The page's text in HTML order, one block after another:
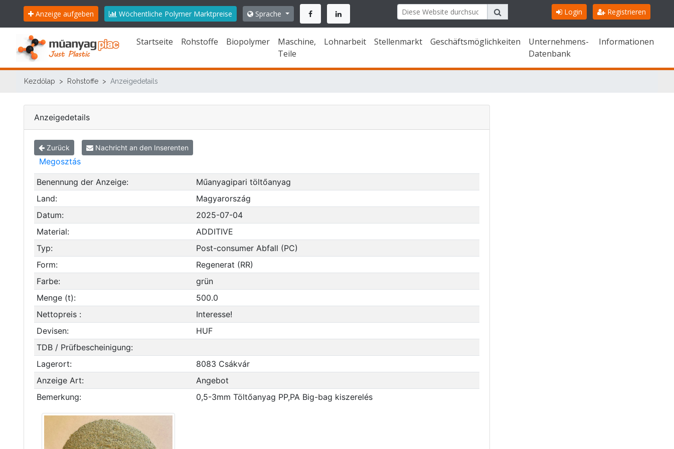
Anzeige aufgeben Wöchentliche Polymer Marktpreise Sprache Login Registrieren
Startseite Rohstoffe Biopolymer
Maschine,
Teile
Lohnarbeit Stellenmarkt Geschäftsmöglichkeiten
Unternehmens-
Datenbank
Informationen
Kezdőlap Rohstoffe Anzeigedetails
Anzeigedetails
Zurück Nachricht an den Inserenten
Megosztás
Benennung der Anzeige:
Műanyagipari töltőanyag
Land:
Magyarország
Datum:
2025-07-04
Material:
ADDITIVE
Typ:
Post-consumer Abfall (PC)
Form:
Regenerat (RR)
Farbe:
grün
Menge (t):
500.0
Nettopreis :
Interesse!
Devisen:
HUF
TDB / Prüfbescheinigung:
Lagerort:
8083 Csákvár
Anzeige Art:
Angebot
Bemerkung:
0,5-3mm Töltőanyag PP,PA Big-bag kiszerelés